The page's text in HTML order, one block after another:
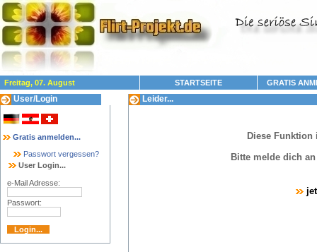
Freitag, 07. August STARTSEITE GRATIS
User/Login
Gratis anmelden...
Passwort vergessen?
User Login...
e-Mail Adresse:
Passwort:
Leider...
Diese
Bitte melde dich